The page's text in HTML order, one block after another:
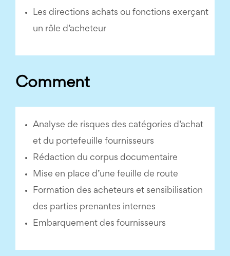
Les directions achats ou fonctions exerçant
un rôle d’acheteur
Comment
Analyse de risques des catégories d’achat
et du portefeuille fournisseurs
Rédaction du corpus documentaire
Mise en place d’une feuille de route
Formation des acheteurs et sensibilisation
des parties prenantes internes
Embarquement des fournisseurs